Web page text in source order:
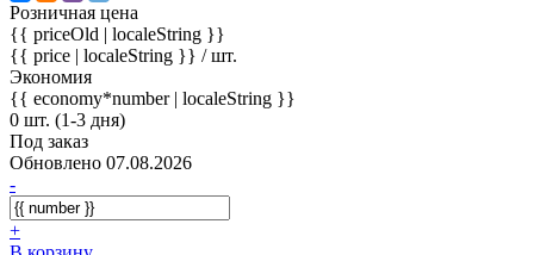
Розничная цена
{{ priceOld | localeString }}
{{ price | localeString }} / шт.
Экономия
{{ economy*number | localeString }}
0 шт. (1-3 дня)
Под заказ
Обновлено 07.08.2026
-
+